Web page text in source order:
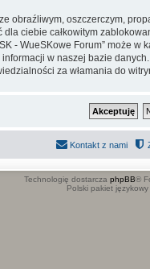
obraźliwym, oszczerczym,
ciebie całkowitym
- WueSKowe Forum” może
w naszej bazie
za włamania do
Kontakt z nami
Technologię dostarcza phpBB®
Polski pakiet